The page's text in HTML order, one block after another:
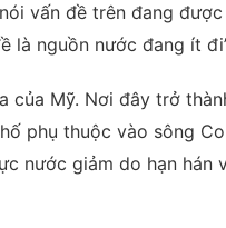
vấn đề trên đang
là nguồn nước đang ít
của Mỹ. Nơi đây trở
phụ thuộc vào sông
nước giảm do hạn hán